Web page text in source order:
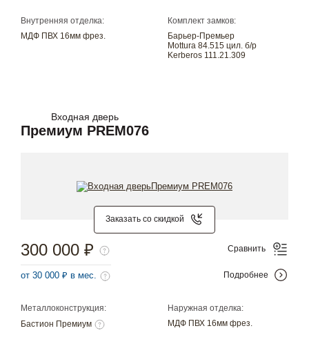
Внутренняя отделка:
МДФ ПВХ 16мм фрез.
Комплект замков:
Барьер-Премьер
Mottura 84.515 цил. б/р
Kerberos 111.21.309
Входная дверь
Премиум PREM076
Заказать со скидкой
Металлоконструкция:
Бастион Премиум
Наружная отделка:
МДФ ПВХ 16мм фрез.
300 000 ₽
от 30 000 ₽ в мес.
Сравнить
Подробнее